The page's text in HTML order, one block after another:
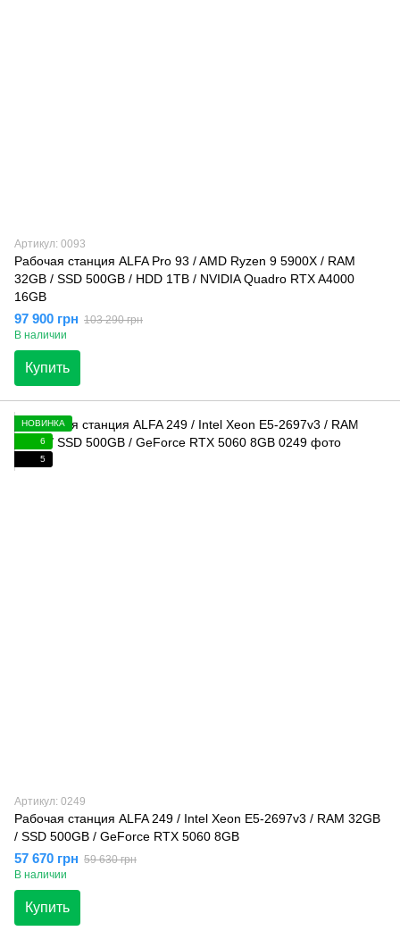
Артикул: 0093
Рабочая станция ALFA Pro 93 / AMD Ryzen 9 5900X / RAM
32GB / SSD 500GB / HDD 1TB / NVIDIA Quadro RTX A4000
16GB
97 900 грн 103 290 грн
В наличии
Купить
НОВИНКА
6
5
Артикул: 0249
Рабочая станция ALFA 249 / Intel Xeon E5-2697v3 / RAM 32GB
/ SSD 500GB / GeForce RTX 5060 8GB
57 670 грн 59 630 грн
В наличии
Купить